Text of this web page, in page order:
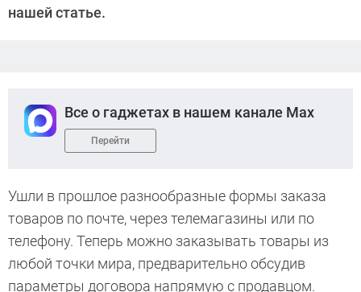
нашей статье.
Все о гаджетах в нашем канале Max
Перейти
Ушли в прошлое разнообразные формы заказа
товаров по почте, через телемагазины или по
телефону. Теперь можно заказывать товары из
любой точки мира, предварительно обсудив
параметры договора напрямую с продавцом.